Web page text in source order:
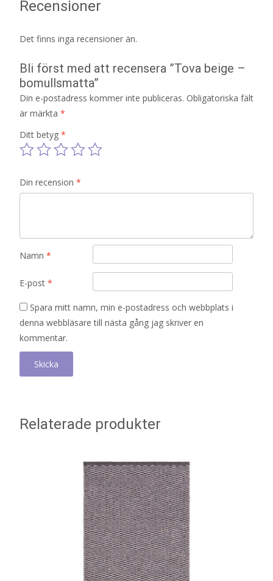
Recensioner
Det finns inga recensioner än.
Bli först med att recensera ”Tova beige –
bomullsmatta”
Din e-postadress kommer inte publiceras. Obligatoriska fält
är märkta *
Ditt betyg *
Din recension *
Namn *
E-post *
Spara mitt namn, min e-postadress och webbplats i
denna webbläsare till nästa gång jag skriver en
kommentar.
Relaterade produkter